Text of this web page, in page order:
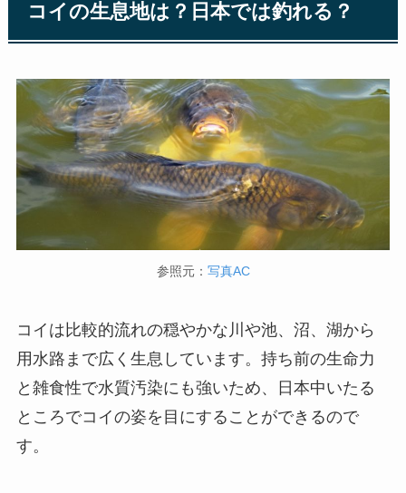
コイの生息地は？日本では釣れる？
参照元： 写真AC
コイは比較的流れの穏やかな川や池、沼、湖から
用水路まで広く生息しています。持ち前の生命力
と雑食性で水質汚染にも強いため、日本中いたる
ところでコイの姿を目にすることができるので
す。